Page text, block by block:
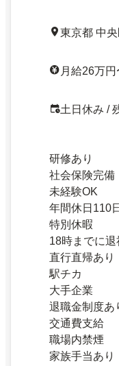
東京都 中
月給26万
土日休み /
研修あり
社会保険完備
未経験OK
年間休日110
特別休暇
18時までに退
直行直帰あり
駅チカ
大手企業
退職金制度あ
交通費支給
職場内禁煙
家族手当あり